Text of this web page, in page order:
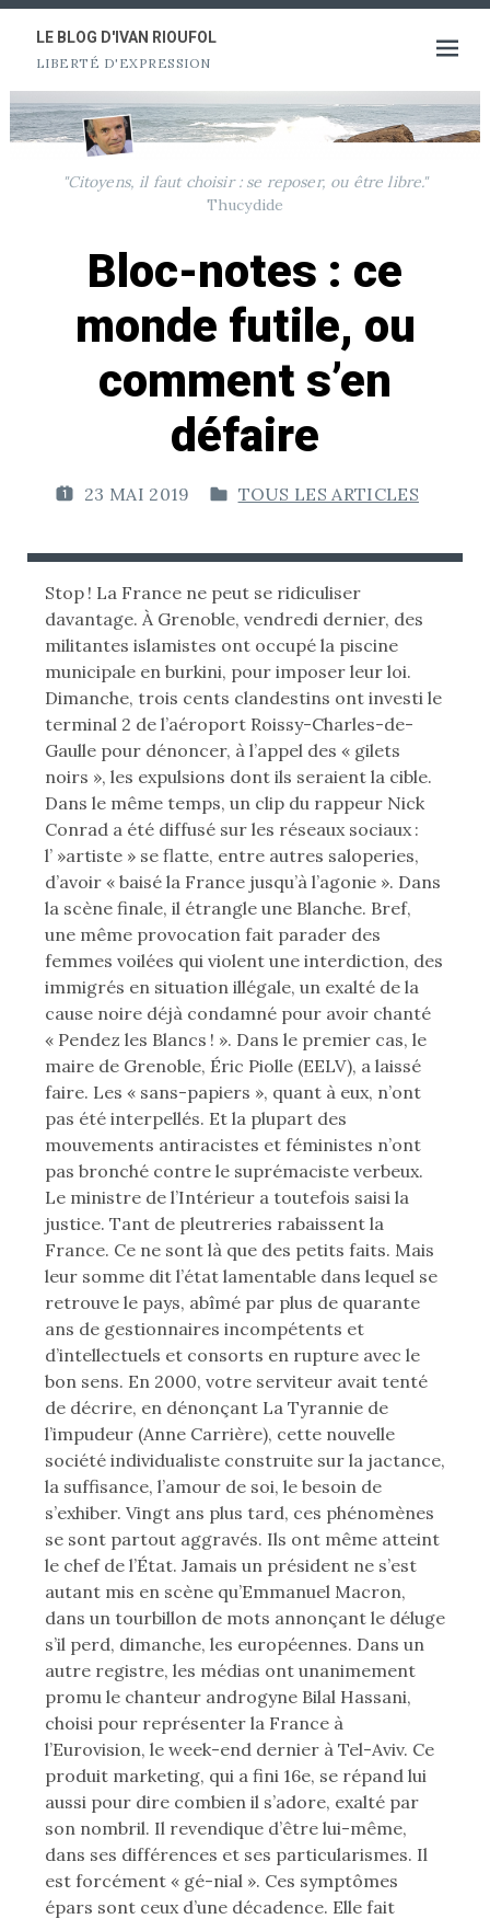
Aller
contenu
LE BLOG D'IVAN RIOUFOL
LIBERTÉ D'EXPRESSION
Ouvrir
le
menu
"Citoyens, il faut choisir : se reposer, ou être libre."
Thucydide
Bloc-notes : ce
monde futile, ou
comment s’en
défaire
P
B
L
I
É
E
:
23 MAI 2019
P
B
I
D
A
S
TOUS LES ARTICLES
Stop ! La France ne peut se ridiculiser
davantage. À Grenoble, vendredi dernier, des
militantes islamistes ont occupé la piscine
municipale en burkini, pour imposer leur loi.
Dimanche, trois cents clandestins ont investi le
terminal 2 de l’aéroport Roissy-Charles-de-
Gaulle pour dénoncer, à l’appel des « gilets
noirs », les expulsions dont ils seraient la cible.
Dans le même temps, un clip du rappeur Nick
Conrad a été diffusé sur les réseaux sociaux :
l’ »artiste » se flatte, entre autres saloperies,
d’avoir « baisé la France jusqu’à l’agonie ». Dans
la scène finale, il étrangle une Blanche. Bref,
une même provocation fait parader des
femmes voilées qui violent une interdiction, des
immigrés en situation illégale, un exalté de la
cause noire déjà condamné pour avoir chanté
« Pendez les Blancs ! ». Dans le premier cas, le
maire de Grenoble, Éric Piolle (EELV), a laissé
faire. Les « sans-papiers », quant à eux, n’ont
pas été interpellés. Et la plupart des
mouvements antiracistes et féministes n’ont
pas bronché contre le suprémaciste verbeux.
Le ministre de l’Intérieur a toutefois saisi la
justice. Tant de pleutreries rabaissent la
France. Ce ne sont là que des petits faits. Mais
leur somme dit l’état lamentable dans lequel se
retrouve le pays, abîmé par plus de quarante
ans de gestionnaires incompétents et
d’intellectuels et consorts en rupture avec le
bon sens. En 2000, votre serviteur avait tenté
de décrire, en dénonçant La Tyrannie de
l’impudeur (Anne Carrière), cette nouvelle
société individualiste construite sur la jactance,
la suffisance, l’amour de soi, le besoin de
s’exhiber. Vingt ans plus tard, ces phénomènes
se sont partout aggravés. Ils ont même atteint
le chef de l’État. Jamais un président ne s’est
autant mis en scène qu’Emmanuel Macron,
dans un tourbillon de mots annonçant le déluge
s’il perd, dimanche, les européennes. Dans un
autre registre, les médias ont unanimement
promu le chanteur androgyne Bilal Hassani,
choisi pour représenter la France à
l’Eurovision, le week-end dernier à Tel-Aviv. Ce
produit marketing, qui a fini 16e, se répand lui
aussi pour dire combien il s’adore, exalté par
son nombril. Il revendique d’être lui-même,
dans ses différences et ses particularismes. Il
est forcément « gé-nial ». Ces symptômes
épars sont ceux d’une décadence. Elle fait